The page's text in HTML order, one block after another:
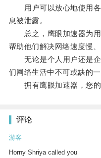
用户可以放心地使用各
息被泄露。
总之，鹰眼加速器为用
帮助他们解决网络速度慢
无论是个人用户还是企
们网络生活中不可或缺的一
拥有鹰眼加速器，您的
评论
游客
Horny Shriya called you